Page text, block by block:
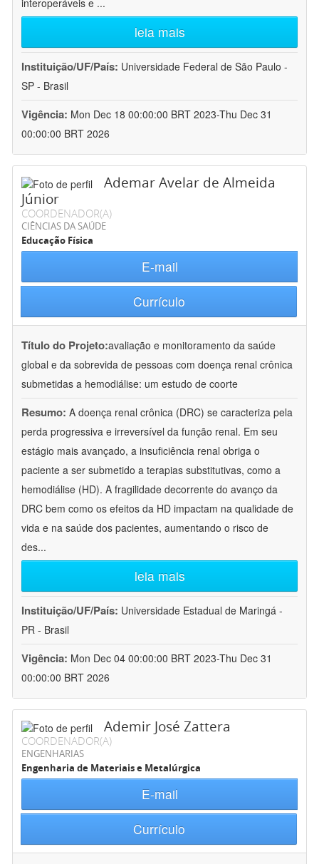
interoperáveis e ...
leia mais
Instituição/UF/País: Universidade Federal de São Paulo -
SP - Brasil
Vigência: Mon Dec 18 00:00:00 BRT 2023-Thu Dec 31
00:00:00 BRT 2026
Ademar Avelar de Almeida
Júnior
COORDENADOR(A)
CIÊNCIAS DA SAÚDE
Educação Física
E-mail
Currículo
Título do Projeto:avaliação e monitoramento da saúde
global e da sobrevida de pessoas com doença renal crônica
submetidas a hemodiálise: um estudo de coorte
Resumo: A doença renal crônica (DRC) se caracteriza pela
perda progressiva e irreversível da função renal. Em seu
estágio mais avançado, a insuficiência renal obriga o
paciente a ser submetido a terapias substitutivas, como a
hemodiálise (HD). A fragilidade decorrente do avanço da
DRC bem como os efeitos da HD impactam na qualidade de
vida e na saúde dos pacientes, aumentando o risco de
des...
leia mais
Instituição/UF/País: Universidade Estadual de Maringá -
PR - Brasil
Vigência: Mon Dec 04 00:00:00 BRT 2023-Thu Dec 31
00:00:00 BRT 2026
Ademir José Zattera
COORDENADOR(A)
ENGENHARIAS
Engenharia de Materiais e Metalúrgica
E-mail
Currículo